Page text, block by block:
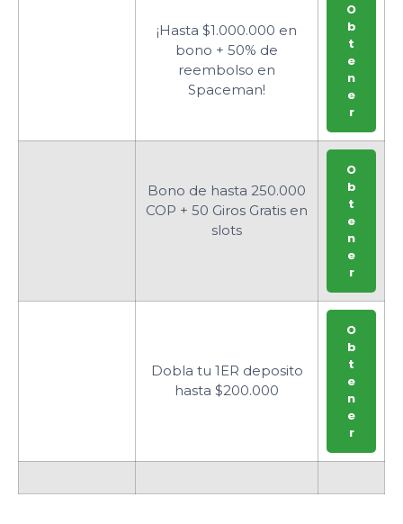
¡Hasta $1.000.000 en
bono + 50% de
reembolso en
Spaceman!
O
b
t
e
n
e
r
Bono de hasta 250.000
COP + 50 Giros Gratis en
slots
O
b
t
e
n
e
r
Dobla tu 1ER deposito
hasta $200.000
O
b
t
e
n
e
r